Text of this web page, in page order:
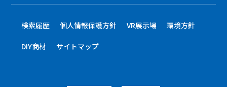
検索履歴 個人情報保護方針 VR展示場 環境方針
DIY商材 サイトマップ